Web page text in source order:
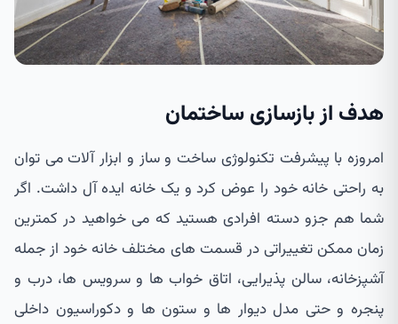
هدف از بازسازی ساختمان
امروزه با پیشرفت تکنولوژی ساخت و ساز و ابزار آلات می توان
به راحتی خانه خود را عوض کرد و یک خانه ایده آل داشت. اگر
شما هم جزو دسته افرادی هستید که می خواهید در کمترین
زمان ممکن تغییراتی در قسمت های مختلف خانه خود از جمله
آشپزخانه، سالن پذیرایی، اتاق خواب ها و سرویس ها، درب و
پنجره و حتی مدل دیوار ها و ستون ها و دکوراسیون داخلی